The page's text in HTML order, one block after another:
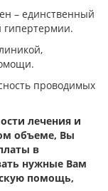
– единственный
гипертермии.
проводимых
лечения и
объеме, Вы
в
нужные Вам
помощь,